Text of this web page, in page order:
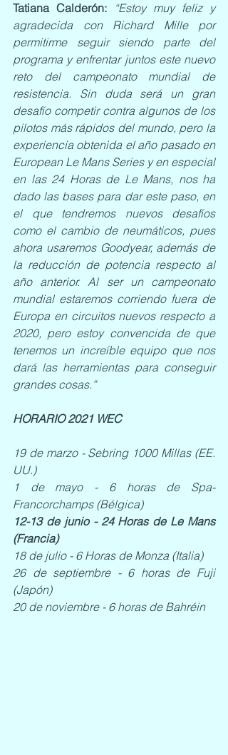
Tatiana Calderón:
“Estoy muy feliz y
agradecida con Richard Mille por
permitirme seguir siendo parte del
programa y enfrentar juntos este nuevo
reto del campeonato mundial de
resistencia. Sin duda será un gran
desafío competir contra algunos de los
pilotos más rápidos del mundo, pero la
experiencia obtenida el año pasado en
European Le Mans Series y en especial
en las 24 Horas de Le Mans, nos ha
dado las bases para dar este paso, en
el que tendremos nuevos desafíos
como el cambio de neumáticos, pues
ahora usaremos Goodyear, además de
la reducción de potencia respecto al
año anterior. Al ser un campeonato
mundial estaremos corriendo fuera de
Europa en circuitos nuevos respecto a
2020, pero estoy convencida de que
tenemos un increíble equipo que nos
dará las herramientas para conseguir
grandes cosas.”
HORARIO 2021 WEC
19 de marzo - Sebring 1000 Millas (EE.
UU.)
1 de mayo - 6 horas de Spa-
Francorchamps (Bélgica)
12-13 de junio - 24 Horas de Le Mans
(Francia)
18 de julio - 6 Horas de Monza (Italia)
26 de septiembre - 6 horas de Fuji
(Japón)
20 de noviembre - 6 horas de Bahréin